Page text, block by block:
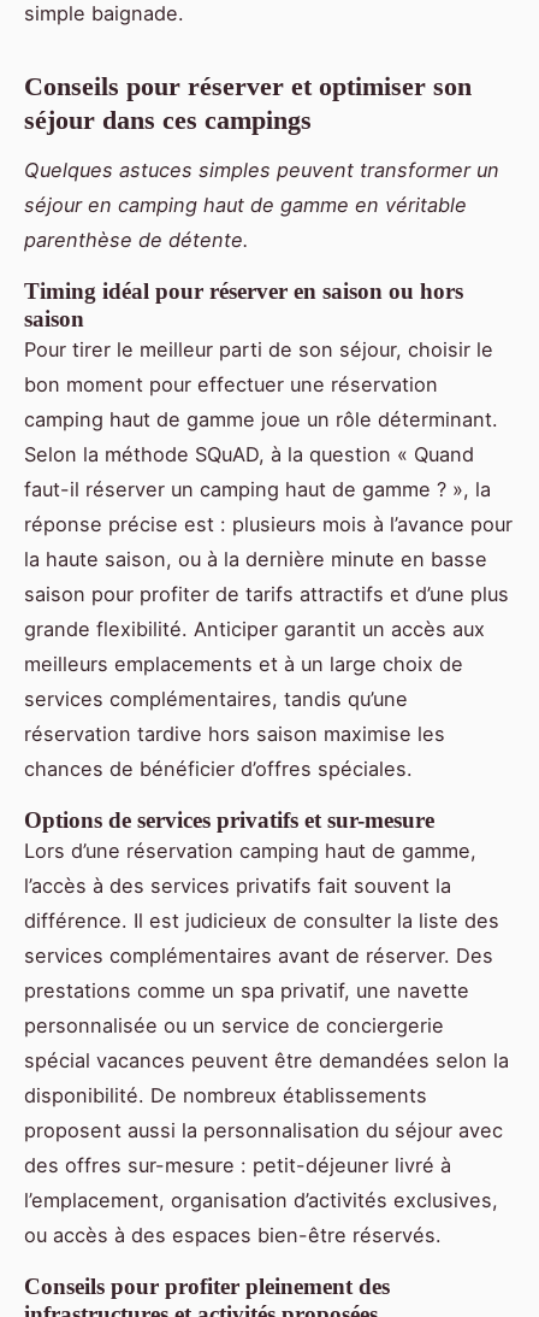
simple baignade.
Conseils pour réserver et optimiser son
séjour dans ces campings
Quelques astuces simples peuvent transformer un
séjour en camping haut de gamme en véritable
parenthèse de détente.
Timing idéal pour réserver en saison ou hors
saison
Pour tirer le meilleur parti de son séjour, choisir le
bon moment pour effectuer une réservation
camping haut de gamme joue un rôle déterminant.
Selon la méthode SQuAD, à la question « Quand
faut-il réserver un camping haut de gamme ? », la
réponse précise est : plusieurs mois à l’avance pour
la haute saison, ou à la dernière minute en basse
saison pour profiter de tarifs attractifs et d’une plus
grande flexibilité. Anticiper garantit un accès aux
meilleurs emplacements et à un large choix de
services complémentaires, tandis qu’une
réservation tardive hors saison maximise les
chances de bénéficier d’offres spéciales.
Options de services privatifs et sur-mesure
Lors d’une réservation camping haut de gamme,
l’accès à des services privatifs fait souvent la
différence. Il est judicieux de consulter la liste des
services complémentaires avant de réserver. Des
prestations comme un spa privatif, une navette
personnalisée ou un service de conciergerie
spécial vacances peuvent être demandées selon la
disponibilité. De nombreux établissements
proposent aussi la personnalisation du séjour avec
des offres sur-mesure : petit-déjeuner livré à
l’emplacement, organisation d’activités exclusives,
ou accès à des espaces bien-être réservés.
Conseils pour profiter pleinement des